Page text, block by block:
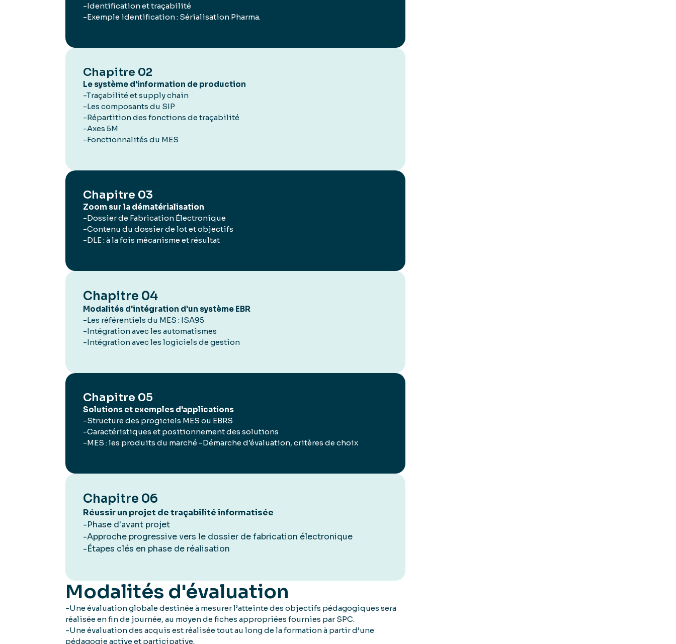
-Identification et traçabilité
-Exemple identification : Sérialisation Pharma.
Chapitre 02
Le système d'information de production
-Traçabilité et supply chain
-Les composants du SIP
-Répartition des fonctions de traçabilité
-Axes 5M
-Fonctionnalités du MES
Chapitre 03
Zoom sur la dématérialisation
-Dossier de Fabrication Électronique
-Contenu du dossier de lot et objectifs
-DLE : à la fois mécanisme et résultat
Chapitre 04
Modalités d'intégration d'un système EBR
-Les référentiels du MES : ISA95
-Intégration avec les automatismes
-Intégration avec les logiciels de gestion
Chapitre 05
Solutions et exemples d'applications
-Structure des progiciels MES ou EBRS
-Caractéristiques et positionnement des solutions
-MES : les produits du marché -Démarche d'évaluation, critères de choix
Chapitre 06
Réussir un projet de traçabilité informatisée
-Phase d'avant projet
-Approche progressive vers le dossier de fabrication électronique
-Étapes clés en phase de réalisation
Modalités d'évaluation
-Une évaluation globale destinée à mesurer l’atteinte des objectifs pédagogiques sera
réalisée en fin de journée, au moyen de fiches appropriées fournies par SPC.
-Une évaluation des acquis est réalisée tout au long de la formation à partir d’une
pédagogie active et participative.